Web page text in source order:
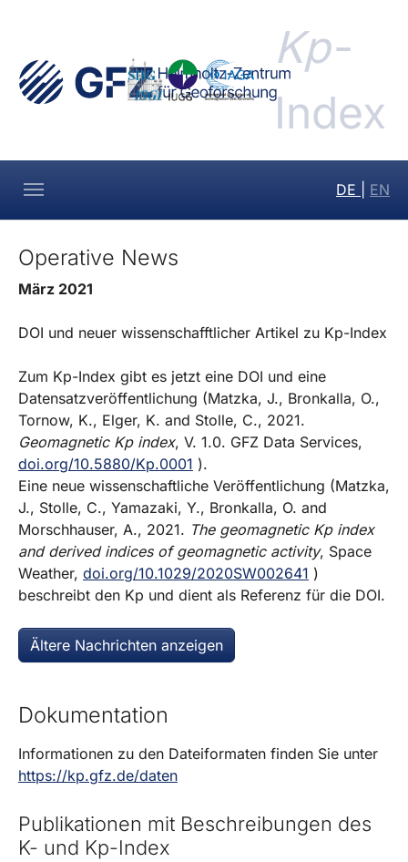
Kp-
Index
DE EN
Operative News
März 2021
DOI und neuer wissenschafftlicher Artikel zu Kp-Index
Zum Kp-Index gibt es jetzt eine DOI und eine
Datensatzveröffentlichung (Matzka, J., Bronkalla, O.,
Tornow, K., Elger, K. and Stolle, C., 2021.
Geomagnetic Kp index, V. 1.0. GFZ Data Services,
doi.org/10.5880/Kp.0001 ).
Eine neue wissenschaftliche Veröffentlichung (Matzka,
J., Stolle, C., Yamazaki, Y., Bronkalla, O. and
Morschhauser, A., 2021. The geomagnetic Kp index
and derived indices of geomagnetic activity, Space
Weather, doi.org/10.1029/2020SW002641 )
beschreibt den Kp und dient als Referenz für die DOI.
Ältere Nachrichten anzeigen
Dokumentation
Informationen zu den Dateiformaten finden Sie unter
https://kp.gfz.de/daten
Publikationen mit Beschreibungen des
K- und Kp-Index